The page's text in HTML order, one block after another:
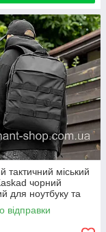
тактичний міський
чорний
для ноутбуку та
міцний
відправки